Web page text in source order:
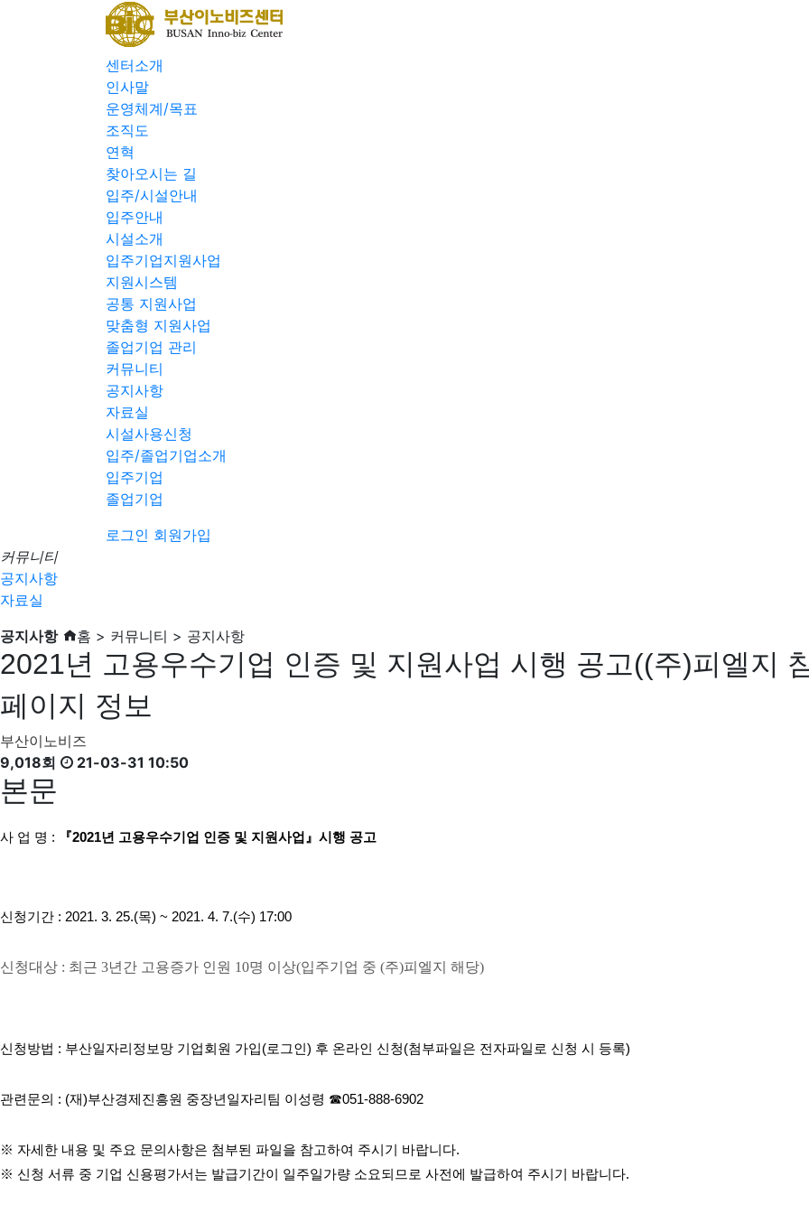
센터소개
인사말
운영체계/목표
조직도
연혁
찾아오시는 길
입주/시설안내
입주안내
시설소개
입주기업지원사업
지원시스템
공통 지원사업
맞춤형 지원사업
졸업기업 관리
커뮤니티
공지사항
자료실
시설사용신청
입주/졸업기업소개
입주기업
졸업기업
로그인 회원가입
커뮤니티
공지사항
자료실
공지사항
홈 > 커뮤니티 > 공지사항
2021년 고용우수기업 인증 및 지원사업 시행 공고((주)피엘지
페이지 정보
부산이노비즈
9,018회
21-03-31 10:50
본문
사 업 명 : 『2021년 고용우수기업 인증 및 지원사업』시행 공고
신청기간 : 2021. 3. 25.(목) ~ 2021. 4. 7.(수) 17:00
신청대상 : 최근 3년간 고용증가 인원 10명 이상(입주기업 중 (주)피엘지 해당)
신청방법 : 부산일자리정보망 기업회원 가입(로그인) 후 온라인 신청(첨부파일은 전자파일로 신청 시 등록)
관련문의 : (재)부산경제진흥원 중장년일자리팀 이성령 ☎051-888-6902
※ 자세한 내용 및 주요 문의사항은 첨부된 파일을 참고하여 주시기 바랍니다.
※ 신청 서류 중 기업 신용평가서는 발급기간이 일주일가량 소요되므로 사전에 발급하여 주시기 바랍니다.